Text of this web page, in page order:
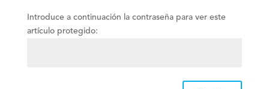
Introduce a continuación la contraseña para ver este
artículo protegido: